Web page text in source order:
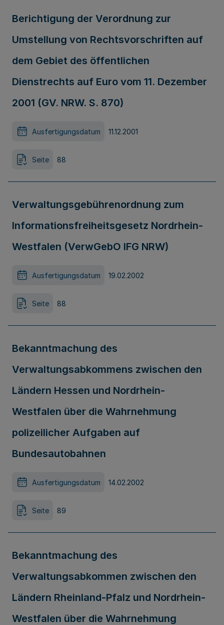
Berichtigung der Verordnung zur
Umstellung von Rechtsvorschriften auf
dem Gebiet des öffentlichen
Dienstrechts auf Euro vom 11. Dezember
2001 (GV. NRW. S. 870)
Ausfertigungsdatum 11.12.2001
Seite 88
Verwaltungsgebührenordnung zum
Informationsfreiheitsgesetz Nordrhein-
Westfalen (VerwGebO IFG NRW)
Ausfertigungsdatum 19.02.2002
Seite 88
Bekanntmachung des
Verwaltungsabkommens zwischen den
Ländern Hessen und Nordrhein-
Westfalen über die Wahrnehmung
polizeilicher Aufgaben auf
Bundesautobahnen
Ausfertigungsdatum 14.02.2002
Seite 89
Bekanntmachung des
Verwaltungsabkommen zwischen den
Ländern Rheinland-Pfalz und Nordrhein-
Westfalen über die Wahrnehmung